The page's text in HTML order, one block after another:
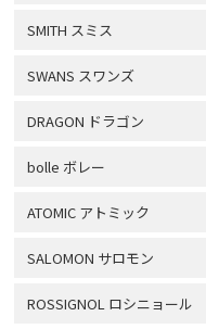
SMITH スミス
SWANS スワンズ
DRAGON ドラゴン
bolle ボレー
ATOMIC アトミック
SALOMON サロモン
ROSSIGNOL ロシニョール